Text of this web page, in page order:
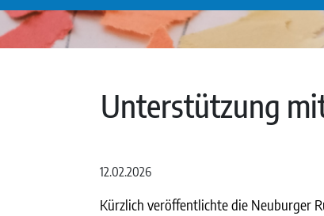
Unterstützung
12.02.2026
Kürzlich veröffentlichte die Neuburger